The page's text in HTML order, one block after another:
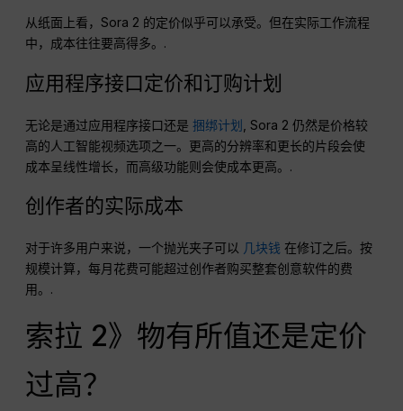
从纸面上看，Sora 2 的定价似乎可以承受。但在实际工作流程
中，成本往往要高得多。.
应用程序接口定价和订购计划
无论是通过应用程序接口还是捆绑计划
, Sora 2 仍然是价格较
高的人工智能视频选项之一。更高的分辨率和更长的片段会使
成本呈线性增长，而高级功能则会使成本更高。.
创作者的实际成本
对于许多用户来说，一个抛光夹子可以 几块钱 在修订之后。按
规模计算，每月花费可能超过创作者购买整套创意软件的费
用。.
索拉 2》物有所值还是定价
过高？